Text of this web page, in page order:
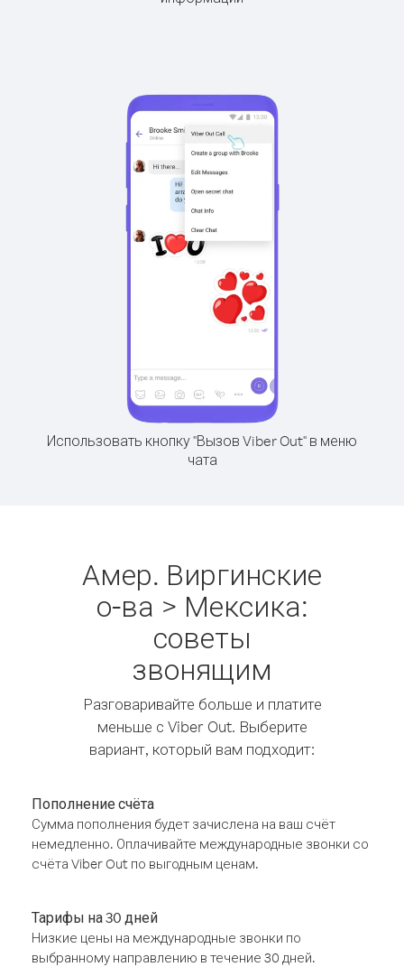
Использовать кнопку "Вызов Viber Out" в меню
чата
Амер. Виргинские
о-ва > Мексика:
советы
звонящим
Разговаривайте больше и платите
меньше с Viber Out. Выберите
вариант, который вам подходит:
Пополнение счёта
Сумма пополнения будет зачислена на ваш счёт
немедленно. Оплачивайте международные звонки со
счёта Viber Out по выгодным ценам.
Тарифы на 30 дней
Низкие цены на международные звонки по
выбранному направлению в течение 30 дней.